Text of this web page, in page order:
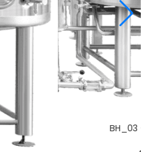
de brassage 10 hL